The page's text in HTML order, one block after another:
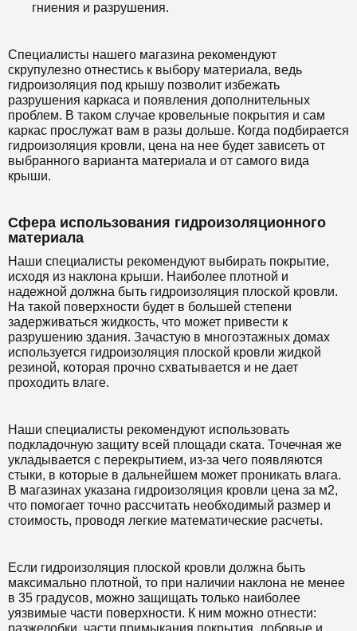
гниения и разрушения.
Специалисты нашего магазина рекомендуют
скрупулезно отнестись к выбору материала, ведь
гидроизоляция под крышу позволит избежать
разрушения каркаса и появления дополнительных
проблем. В таком случае кровельные покрытия и сам
каркас прослужат вам в разы дольше. Когда подбирается
гидроизоляция кровли, цена на нее будет зависеть от
выбранного варианта материала и от самого вида
крыши.
Сфера использования гидроизоляционного
материала
Наши специалисты рекомендуют выбирать покрытие,
исходя из наклона крыши. Наиболее плотной и
надежной должна быть гидроизоляция плоской кровли.
На такой поверхности будет в большей степени
задерживаться жидкость, что может привести к
разрушению здания. Зачастую в многоэтажных домах
используется гидроизоляция плоской кровли жидкой
резиной, которая прочно схватывается и не дает
проходить влаге.
Наши специалисты рекомендуют использовать
подкладочную защиту всей площади ската. Точечная же
укладывается с перекрытием, из-за чего появляются
стыки, в которые в дальнейшем может проникать влага.
В магазинах указана гидроизоляция кровли цена за м2,
что помогает точно рассчитать необходимый размер и
стоимость, проводя легкие математические расчеты.
Если гидроизоляция плоской кровли должна быть
максимально плотной, то при наличии наклона не менее
в 35 градусов, можно защищать только наиболее
уязвимые части поверхности. К ним можно отнести:
разжелобки, части примыкания покрытия, лобовые и